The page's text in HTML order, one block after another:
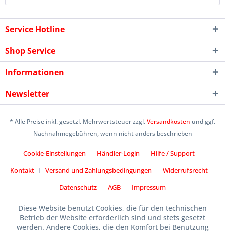
Service Hotline
Shop Service
Informationen
Newsletter
* Alle Preise inkl. gesetzl. Mehrwertsteuer zzgl.Versandkosten und ggf.
Nachnahmegebühren, wenn nicht anders beschrieben
Cookie-Einstellungen Händler-Login
Hilfe / Support
Kontakt
Versand und Zahlungsbedingungen
Widerrufsrecht
Datenschutz
AGB Impressum
Designed byicommercetime
Diese Website benutzt Cookies, die für den technischen
Betrieb der Website erforderlich sind und stets gesetzt
werden. Andere Cookies, die den Komfort bei Benutzung